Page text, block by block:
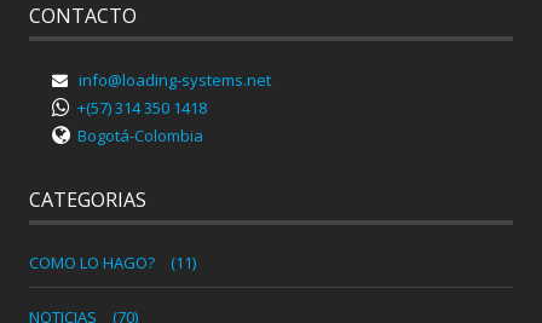
CONTACTO
info@loading-systems.net
+(57) 314 350 1418
Bogotá-Colombia
CATEGORIAS
COMO LO HAGO? (11)
NOTICIAS (70)